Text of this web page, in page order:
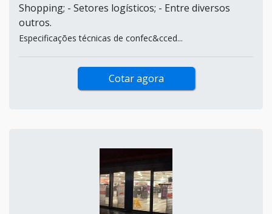
Shopping; - Setores logísticos; - Entre diversos
outros.
Especificações técnicas de confec&cced...
Cotar agora